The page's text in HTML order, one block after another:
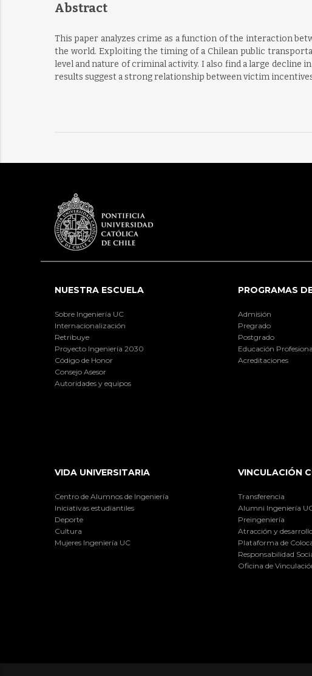
Abstract
This paper analyzes crime as a function of the interaction
the world. Exploiting the timing of a Chilean public
level and nature of criminal activity. I also find a large
results suggest a strong relationship between victim
NUESTRA ESCUELA
Sobre Ingeniería UC
Internacionalización
Retribuye
Proyecto Ingeniería 2030
Código de Honor
Consejo Asesor
Autoridades y equipos
PROGRAMAS
Admisión
Pregrado
Postgrado
Educación
Acreditaciones
VIDA UNIVERSITARIA
Centro de Alumnos de Ingeniería
Iniciativas estudiantiles
Deporte
Cultura
Mujeres Ingeniería UC
VINCULACIÓN
Transferencia
Alumni Ingeniería
Preingeniería
Atracción y
Plataforma de
Responsabilidad
Oficina de